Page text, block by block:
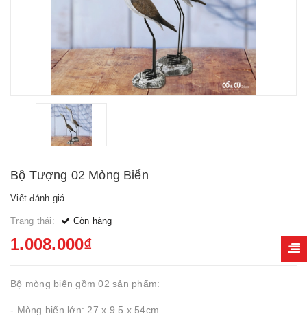
Bộ Tượng 02 Mòng Biển
Viết đánh giá
Trạng thái: Còn hàng
1.008.000₫
Bộ mòng biển gồm 02 sản phẩm:
- Mòng biển lớn: 27 x 9.5 x 54cm